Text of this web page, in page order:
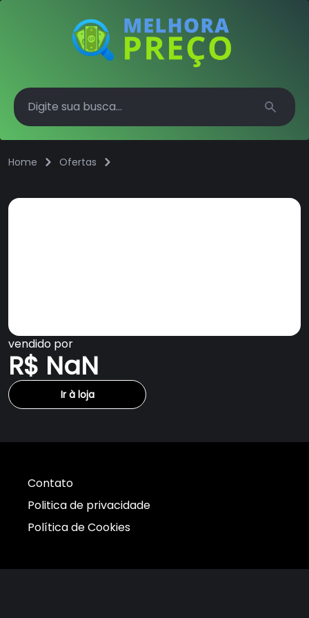
Search
Home Ofertas
vendido por
R$ NaN
Ir à loja
Contato
Politica de privacidade
Política de Cookies